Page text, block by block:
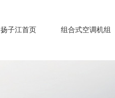
扬子江首页 组合式空调机组